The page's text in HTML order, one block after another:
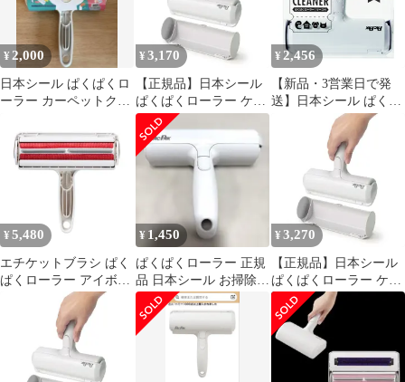
除グッズ 掃除用品 便利
グッズ パクパクローラ
ー 毛取り ほこり ベッ
ド 掃除 犬の毛 猫の毛
抜け毛取り N88F
¥2,000
日本シール ぱくぱくロ
ーラー カーペットクリ
¥ 3,170
【正規品】日本シール
ぱくぱくローラー ケー
ス付き お掃除ローラー
抜け毛取り ほこり 髪の
毛 ペット 毛取り 猫 犬
抜け毛 掃除 クリーナー
¥ 2,456
【新品・3営業日で発
送】日本シール ぱくぱ
くローラー ケース付き
¥ 5,480
エチケットブラシ ぱく
ぱくローラー アイボリ
ー N76C [シュリンク]
¥ 1,450
ぱくぱくローラー 正規
品 日本シール お掃除ロ
ーラー 布団 ベッド掃除
N88F
¥ 3,270
【正規品】日本シール
ぱくぱくローラー ケー
ス付き お掃除ローラー
抜け毛取り ほこり 髪の
毛 ペット 毛取り 猫 犬
抜け毛 掃除 クリーナー
ラグ 絨毯 N76STA